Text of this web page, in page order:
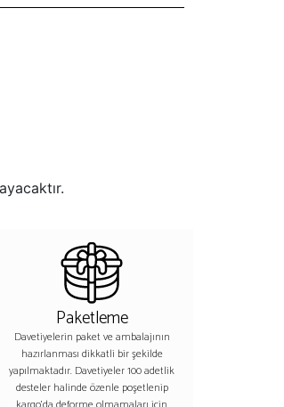
Paketleme
Davetiyelerin paket ve ambalajının
hazırlanması dikkatli bir şekilde
yapılmaktadır. Davetiyeler 100 adetlik
desteler halinde özenle poşetlenip